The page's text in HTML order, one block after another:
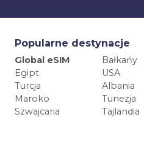
Popularne destynacje
Global eSIM
Bałkańy
Egipt
USA
Turcja
Albania
Maroko
Tunezja
Szwajcaria
Tajlandia